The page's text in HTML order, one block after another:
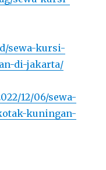
sewa-kursi-
di-jakarta/
12/06/sewa-
kuningan-